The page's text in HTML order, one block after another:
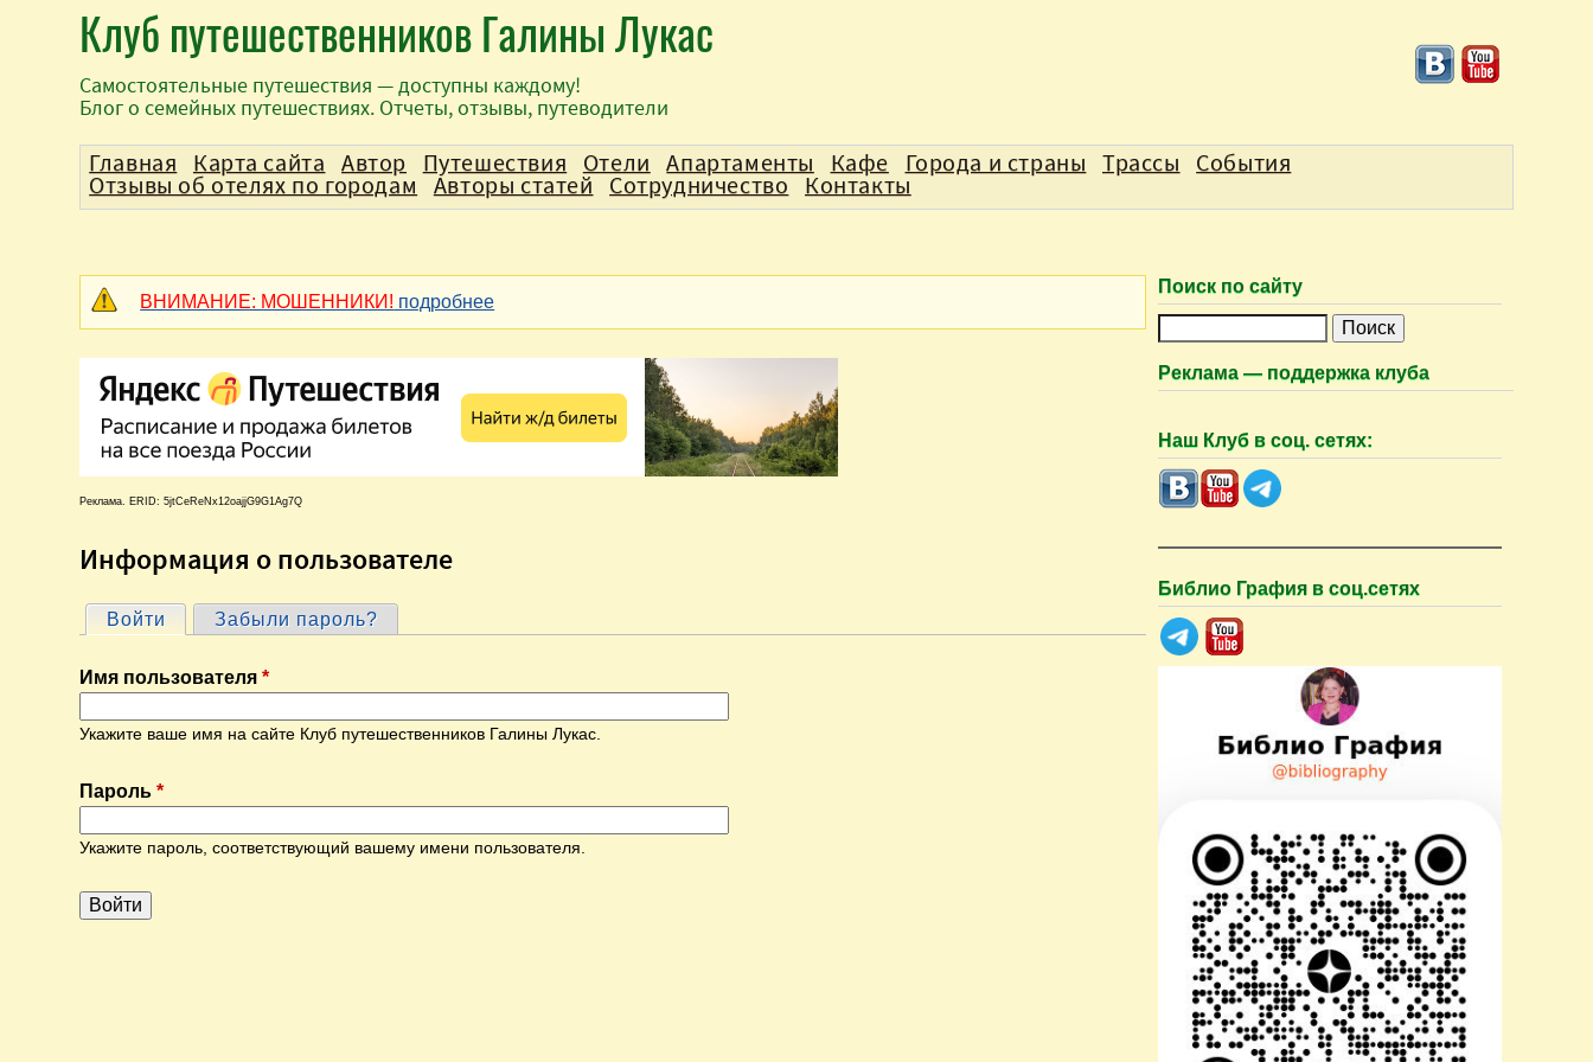
Клуб путешественников Галины Лукас
Самостоятельные путешествия — доступны каждому!
Блог о семейных путешествиях. Отчеты, отзывы, путеводители
ВНИМАНИЕ: МОШЕННИКИ! подробнее
Реклама. ERID: 5jtCeReNx12oajjG9G1Ag7Q
Информация о пользователе
Г
л
в
ы
Войти (активная вкладка)
Забыли пароль?
Имя пользователя*
Укажите ваше имя на сайте Клуб путешественников Галины Лукас.
Пароль*
Укажите пароль, соответствующий вашему имени пользователя.
Главная Карта сайта Автор Путешествия Отели Апартаменты Кафе Города и страны Трассы События
Отзывы об отелях по городам Авторы статей Сотрудничество Контакты
Поиск по сайту
и
к
Реклама — поддержка клуба
Наш Клуб в соц. сетях:
Библио Графия в соц.сетях